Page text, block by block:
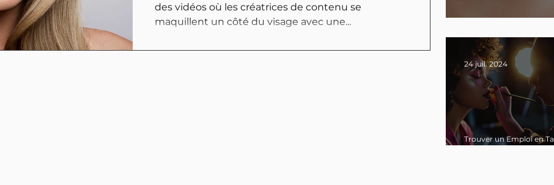
des vidéos où les créatrices de contenu se
maquillent un côté du visage avec une...
Les Bases du Maquillage
Trouver un Emploi en
que Maquilleur
24 juil. 2024